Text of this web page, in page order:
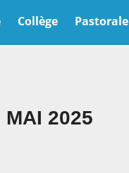
Collège Pastorale
MAI 2025